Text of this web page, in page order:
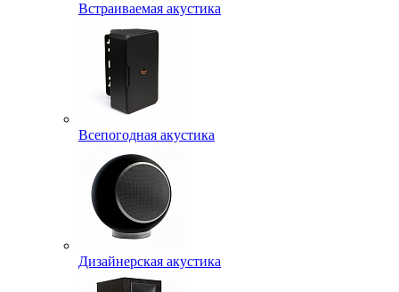
Встраиваемая акустика
Всепогодная акустика
Дизайнерская акустика